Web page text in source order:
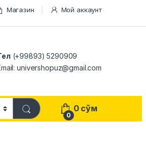
Магазин Мой аккаунт
(+99893) 5290909
univershopuz@gmail.com
0
0 сўм